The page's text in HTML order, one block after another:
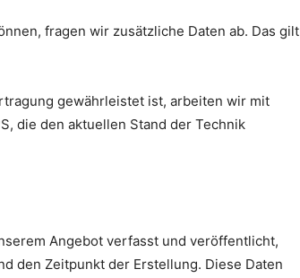
fragen wir zusätzliche Daten ab. Das gilt
gewährleistet ist, arbeiten wir mit
die den aktuellen Stand der Technik
Angebot verfasst und veröffentlicht,
den Zeitpunkt der Erstellung. Diese Daten